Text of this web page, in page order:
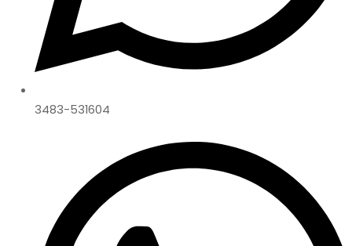
3483-531604